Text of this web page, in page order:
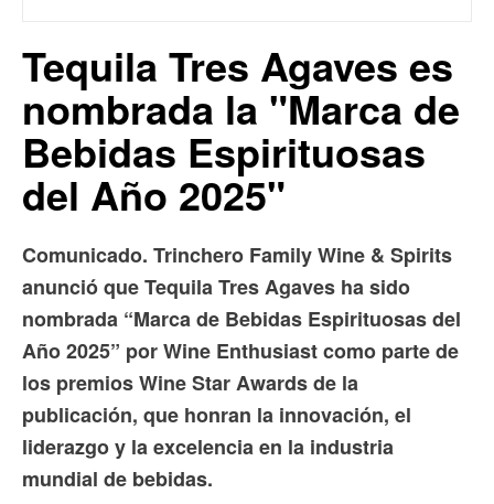
Tequila Tres Agaves es
nombrada la "Marca de
Bebidas Espirituosas
del Año 2025"
Comunicado. Trinchero Family Wine & Spirits
anunció que Tequila Tres Agaves ha sido
nombrada “Marca de Bebidas Espirituosas del
Año 2025” por Wine Enthusiast como parte de
los premios Wine Star Awards de la
publicación, que honran la innovación, el
liderazgo y la excelencia en la industria
mundial de bebidas.